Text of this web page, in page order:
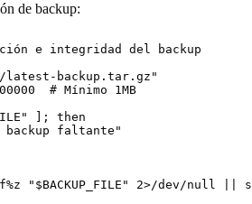
de backup:
e integridad del backup
latest-backup.tar.gz"
# Mínimo 1MB
]; then
backup faltante"
f%z "$BACKUP_FILE" 2>/dev/null ||